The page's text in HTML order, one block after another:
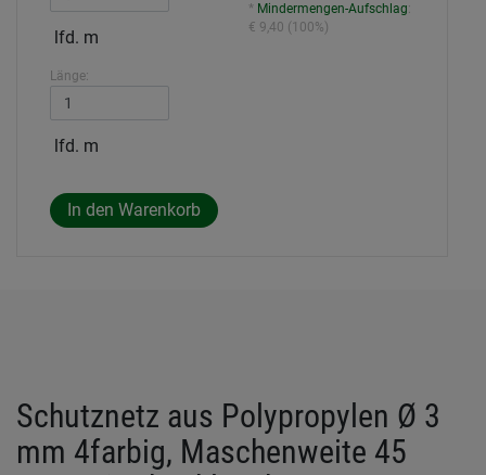
lfd. m
Länge:
lfd. m
* Mindermengen-Aufschlag:
€ 9,40 (100%)
Schutznetz aus Polypropylen Ø 3
mm 4farbig, Maschenweite 45